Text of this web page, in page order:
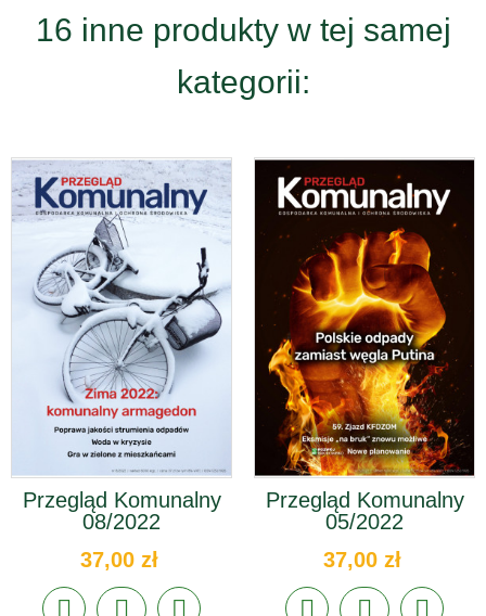
16 inne produkty w tej samej
kategorii:
Przegląd Komunalny
08/2022
37,00 zł
Przegląd Komunalny
05/2022
37,00 zł